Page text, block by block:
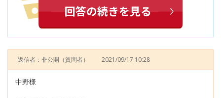
返信者：非公開 （質問者） 2021/09/17 10:28
中野様